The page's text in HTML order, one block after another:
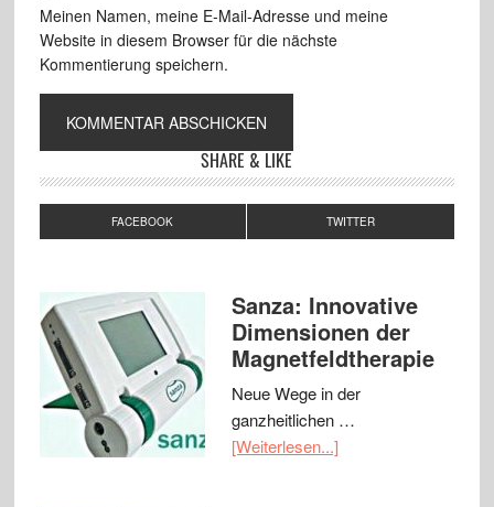
Meinen Namen, meine E-Mail-Adresse und meine
Website in diesem Browser für die nächste
Kommentierung speichern.
SHARE & LIKE
FACEBOOK TWITTER
Sanza: Innovative
Dimensionen der
Magnetfeldtherapie
Neue Wege in der
ganzheitlichen …
[Weiterlesen...]